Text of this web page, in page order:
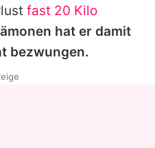
fast 20 Kilo
hat er damit
bezwungen.